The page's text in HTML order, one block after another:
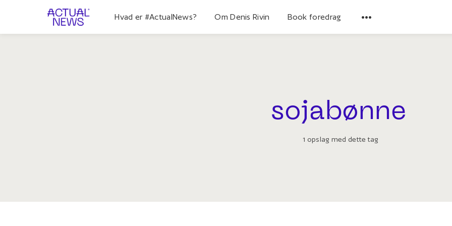
Hvad er #ActualNews? Om Denis Rivin Book foredrag
sojabønne
1 opslag med dette tag